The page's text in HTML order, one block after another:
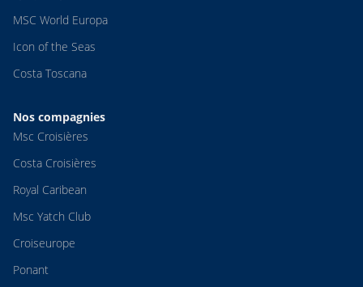
MSC World Europa
Icon of the Seas
Costa Toscana
Nos compagnies
Msc Croisières
Costa Croisières
Royal Caribean
Msc Yatch Club
Croiseurope
Ponant